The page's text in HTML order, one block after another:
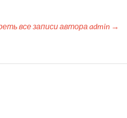
все записи автора admin →